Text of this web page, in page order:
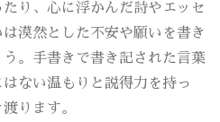
り、心に浮かんだ詩やエッセ
漠然とした不安や願いを書き
。手書きで書き記された言葉
ない温もりと説得力を持っ
ります。